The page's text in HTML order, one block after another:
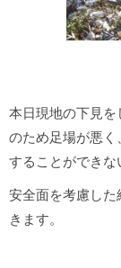
本日現地の下見
のため足場が悪
することができな
安全面を考慮し
きます。